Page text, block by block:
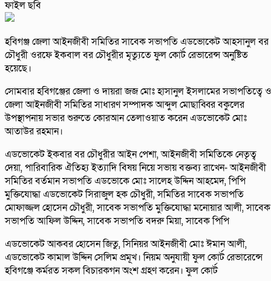
ফাইল ছবি
হবিগঞ্জ জেলা আইনজীবী সমিতির সাবেক সভাপতি এডভোকেট আহসানুল বর
চৌধুরী ওরফে ইকবাল বর চৌধুরীর মৃত্যুতে ফুল কোর্ট রেভারেন্স অনুষ্টিত
হয়েছে।
সোমবার হবিগঞ্জের জেলা ও দায়রা জজ মোঃ হাসানুল ইসলামের সভাপতিত্বে ও
জেলা আইনজীবী সমিতির সাধারণ সম্পাদক আব্দুল মোছাব্বির বকুলের
উপস্থাপনায় সভার শুরুতে কোরআন তেলাওয়াত করেন এডভোকেট মোঃ
আতাউর রহমান।
এডভোকেট ইকবার বর চৌধুরীর আইন পেশা, আইনজীবী সমিতিকে নেতৃত্ব
দেয়া, পারিবারিক ঐতিহ্য ইত্যাদি বিষয় নিয়ে সভায় বক্তব্য রাখেন- আইনজীবী
সমিতির বর্তমান সভাপতি এডভোকে মোঃ সালেহ উদ্দিন আহমেদ, পিপি
মুক্তিযোদ্ধা এডভোকেট সিরাজুল হক চৌধুরী, সমিতির সাবেক সভাপতি
মোফাজ্জল হোসেন চৌধুরী, সাবেক সভাপতি মুক্তিযোদ্ধা মনোয়ার আলী, সাবেক
সভাপতি আফিল উদ্দিন, সাবেক সভাপতি বদরু মিয়া, সাবেক পিপি
এডভোকেট আকবর হোসেন জিতু, সিনিয়র আইনজীবী মোঃ ঈমান আলী,
এডভোকেট কামাল উদ্দিন সেলিম প্রমূখ। নিয়ম অনুযায়ী ফুল কোর্ট রেভারেন্সে
হবিগঞ্জে কর্মরত সকল বিচারকগন অংশ গ্রহণ করেন। ফুল কোর্ট